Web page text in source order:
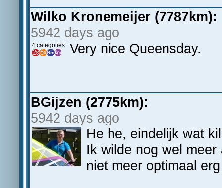
Wilko Kronemeijer (7787km):
5942 days ago
4 categories Very nice Queensday.
BGijzen (2775km):
5942 days ago
He he, eindelijk wat
Ik wilde nog wel
niet meer optimaal